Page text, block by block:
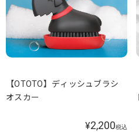
【OTOTO】ディッシュブラシ
オスカー
¥2,200税込